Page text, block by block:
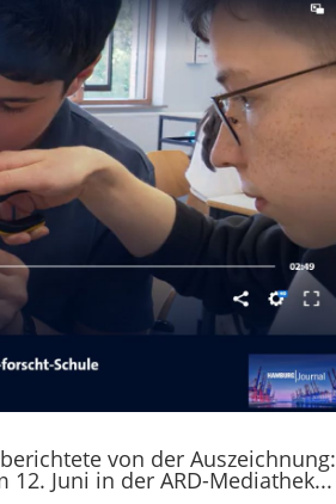
von der Auszeichnung:
Juni in der ARD-Mediathek...